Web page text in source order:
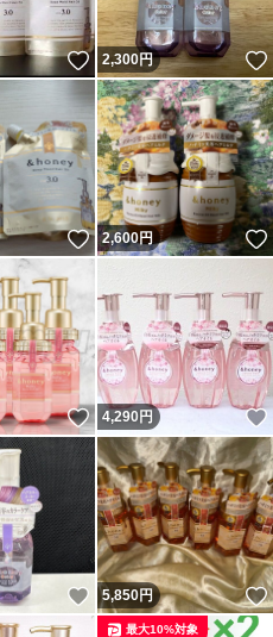
いいね！
2,300円
いいね！
2,600円
いいね！
4,290 円
いいね！
5,850円
最大10%対象